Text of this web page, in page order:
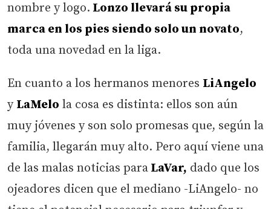
nombre y logo. Lonzo llevará su propia
marca en los pies siendo solo un novato,
toda una novedad en la liga.
En cuanto a los hermanos menores LiAngelo
y LaMelo la cosa es distinta: ellos son aún
muy jóvenes y son solo promesas que, según la
familia, llegarán muy alto. Pero aquí viene una
de las malas noticias para LaVar, dado que los
ojeadores dicen que el mediano -LiAngelo- no